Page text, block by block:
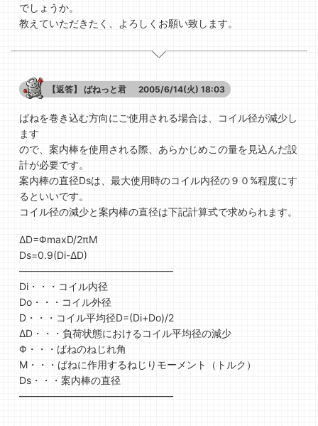
でしょうか。
教えていただきたく、よろしくお願い致します。
【返答】 ばねっと君 2005/6/14(火) 18:03
ばねを巻き込む方向にご使用される場合は、コイル径が減少し
ます
ので、案内棒を使用される際、あらかじめこの量を見込んだ設
計が必要です。
案内棒の直径Dsは、最大使用時のコイル内径の９０%程度にす
るといいです。
コイル径の減少と案内棒の直径は下記計算式で求められます。
ΔD=ΦmaxD/2πM
Ds=0.9(Di-ΔD)
———————————————–
Di・・・コイル内径
Do・・・コイル外径
D・・・コイル平均径D=(Di+Do)/2
ΔD・・・負荷状態におけるコイル平均径の減少
Φ・・・ばねのねじれ角
M・・・ばねに作用するねじりモーメント（トルク）
Ds・・・案内棒の直径
———————————————–